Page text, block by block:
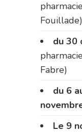
Fouillade)
du 30
Fabre)
du 6
Le 9